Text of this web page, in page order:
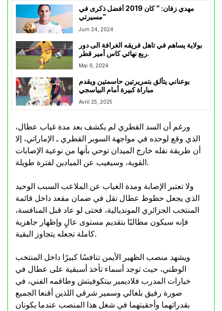
مهدي زفان: ” كان 2019 أفضل ذكرى في
مسيرتي”
Juin 24, 2024
بولاية يساهم في تاهل فريقه الغرافة الى دور
ربع نهائي كاس أمير قطر.
Mai 9, 2024
بوعناني يتألق بتمريرتين حاسمتين ويقدم
مباراة كبيرة أمام البياسجي
Avril 25, 2025
ورغم أن السد القطري لم يكشف بعد مدة غياب عطال،
الذي وقع لوحده في مواجهة السوبر القطري ـ الإماراتي، إلا
أن طريقة نقله خارج الميدان توحي بأنها من نوعية الإصابات
القوية، وسيغيب عن الميادين لفترة طويلة.
ولا تعتبر الإصابة ومدة الغياب عن الملاعب السبب الوحيد
الذي يجعل حظوظ عطال تقل في ضمان مقعد داخل قائمة
المنتخب الجزائري المونديالية، فحتى لو عاد قبل المنافسة،
فإنه سيكون مطالبًا بتقديم مستوى عالٍ وإظهار جاهزية
كاملة تجعله يتجاوز البقية.
ويشهد منصب الظهير الأيمن تنافسًا كبيرًا داخل المنتخب
الوطني، حيث توجد أسماء تأخذ أسبقية على عطال في
خيارات المدرب فلاديمير بيتكوفيتش وطاقمه الفني، في
صورة رفيق بلغالي وسمير شرقي اللذين أقنعا الجميع
بقدراتهما وأحقيتهما في شغل هذا المنصب عندما يكونان